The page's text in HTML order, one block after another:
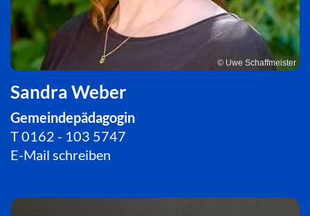
© Uwe Schaffmeister
Sandra Weber
Gemeindepädagogin
T0162 - 103 5747
E-Mail schreiben